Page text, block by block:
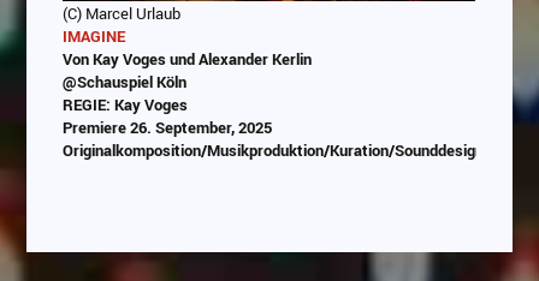
(C) Marcel Urlaub
IMAGINE
Von Kay Voges und Alexander Kerlin
@Schauspiel Köln
REGIE: Kay Voges
Premiere 26. September, 2025
Originalkomposition/Musikproduktion/Kuration/Sounddesign/
Abspielen